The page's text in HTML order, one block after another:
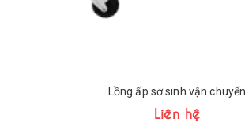
Lồng ấp sơ sinh vận chuyển
Liên hệ